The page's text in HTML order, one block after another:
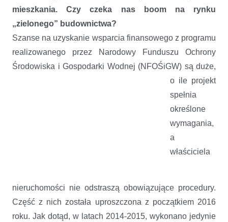
mieszkania. Czy czeka nas boom na rynku
„zielonego” budownictwa?
Szanse na uzyskanie wsparcia finansowego z programu
realizowanego przez Narodowy Funduszu Ochrony
Środowiska i Gospodarki Wodnej (NFOŚiGW) są duże,
o ile projekt
spełnia
określone
wymagania,
a
właściciela
nieruchomości nie odstraszą obowiązujące procedury.
Część z nich została uproszczona z początkiem 2016
roku. Jak dotąd, w latach 2014-2015, wykonano jedynie